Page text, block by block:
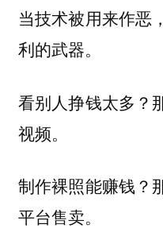
当技术被用来作恶
利的武器。
看别人挣钱太多？
视频。
制作裸照能赚钱？
平台售卖。